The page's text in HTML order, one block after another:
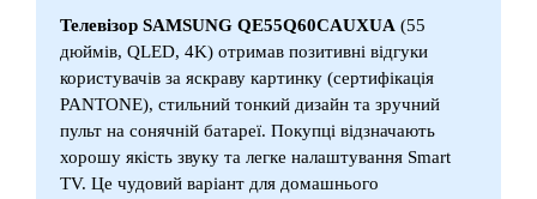
Телевізор SAMSUNG QE55Q60CAUXUA (55
дюймів, QLED, 4K) отримав позитивні відгуки
користувачів за яскраву картинку (сертифікація
PANTONE), стильний тонкий дизайн та зручний
пульт на сонячній батареї. Покупці відзначають
хорошу якість звуку та легке налаштування Smart
TV. Це чудовий варіант для домашнього